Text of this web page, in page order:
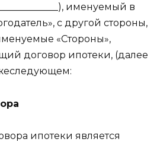
именуемый в
с другой стороны,
«Стороны»,
договор ипотеки, (далее
ипотеки является